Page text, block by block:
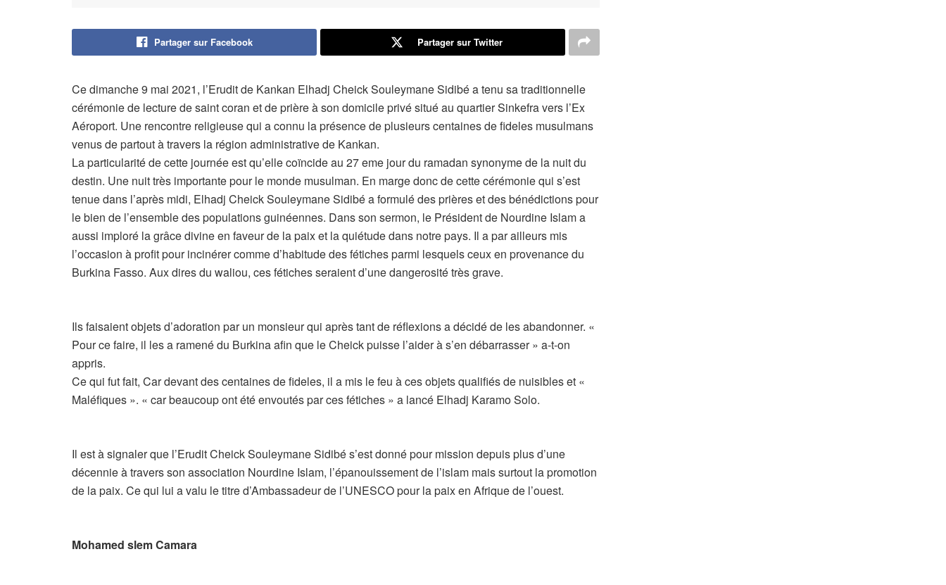
Partager sur Facebook Partager sur Twitter
Ce dimanche 9 mai 2021, l’Erudit de Kankan Elhadj Cheick Souleymane Sidibé a tenu sa traditionnelle
cérémonie de lecture de saint coran et de prière à son domicile privé situé au quartier Sinkefra vers l’Ex
Aéroport. Une rencontre religieuse qui a connu la présence de plusieurs centaines de fideles musulmans
venus de partout à travers la région administrative de Kankan.
La particularité de cette journée est qu’elle coïncide au 27 eme jour du ramadan synonyme de la nuit du
destin. Une nuit très importante pour le monde musulman. En marge donc de cette cérémonie qui s’est
tenue dans l’après midi, Elhadj Cheick Souleymane Sidibé a formulé des prières et des bénédictions pour
le bien de l’ensemble des populations guinéennes. Dans son sermon, le Président de Nourdine Islam a
aussi imploré la grâce divine en faveur de la paix et la quiétude dans notre pays. Il a par ailleurs mis
l’occasion à profit pour incinérer comme d’habitude des fétiches parmi lesquels ceux en provenance du
Burkina Fasso. Aux dires du waliou, ces fétiches seraient d’une dangerosité très grave.
Ils faisaient objets d’adoration par un monsieur qui après tant de réflexions a décidé de les abandonner. «
Pour ce faire, il les a ramené du Burkina afin que le Cheick puisse l’aider à s’en débarrasser » a-t-on
appris.
Ce qui fut fait, Car devant des centaines de fideles, il a mis le feu à ces objets qualifiés de nuisibles et «
Maléfiques ». « car beaucoup ont été envoutés par ces fétiches » a lancé Elhadj Karamo Solo.
Il est à signaler que l’Erudit Cheick Souleymane Sidibé s’est donné pour mission depuis plus d’une
décennie à travers son association Nourdine Islam, l’épanouissement de l’islam mais surtout la promotion
de la paix. Ce qui lui a valu le titre d’Ambassadeur de l’UNESCO pour la paix en Afrique de l’ouest.
Mohamed slem Camara